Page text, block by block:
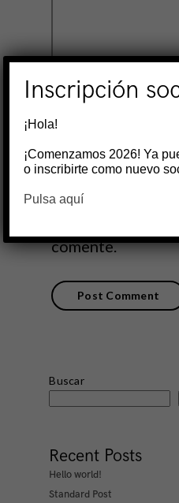
Guarda mi
electrónico y web
comente.
Buscar
Recent Posts
Hello world!
Standard Post
Inscripción
¡Hola!
¡Comenzamos 2026! Ya
o inscribirte como nuevo
Pulsa aquí